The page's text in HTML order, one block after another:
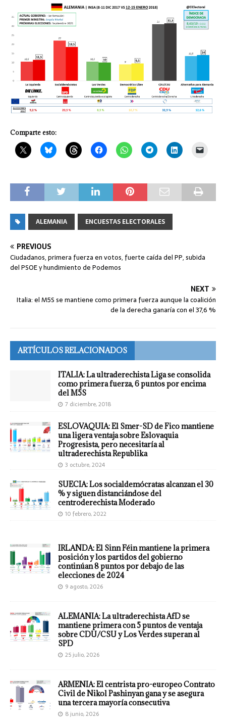
Comparte esto:
ALEMANIA ENCUESTAS ELECTORALES
PREVIOUS
Ciudadanos, primera fuerza en votos, fuerte caída del PP, subida
del PSOE y hundimiento de Podemos
NEXT
Italia: el M5S se mantiene como primera fuerza aunque la coalición
de la derecha ganaría con el 37,6 %
ARTÍCULOS RELACIONADOS
ITALIA: La ultraderechista Liga se consolida
como primera fuerza, 6 puntos por encima
del M5S
7 diciembre, 2018
ESLOVAQUIA: El Smer-SD de Fico mantiene
una ligera ventaja sobre Eslovaquia
Progresista, pero necesitaría al
ultraderechista Republika
3 octubre, 2024
SUECIA: Los socialdemócratas alcanzan el 30
% y siguen distanciándose del
centroderechista Moderado
10 febrero, 2022
IRLANDA: El Sinn Féin mantiene la primera
posición y los partidos del gobierno
continúan 8 puntos por debajo de las
elecciones de 2024
9 agosto, 2026
ALEMANIA: La ultraderechista AfD se
mantiene primera con 5 puntos de ventaja
sobre CDU/CSU y Los Verdes superan al
SPD
25 julio, 2026
ARMENIA: El centrista pro-europeo Contrato
Civil de Nikol Pashinyan gana y se asegura
una tercera mayoría consecutiva
8 junio, 2026